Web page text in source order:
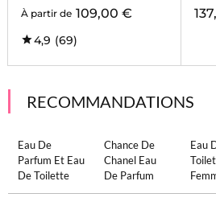
À partir de 109,00 €
4,9 (69)
RECOMMANDATIONS
Eau De
Parfum Et Eau
De Toilette
Chance De
Chanel Eau
De Parfum
Eau